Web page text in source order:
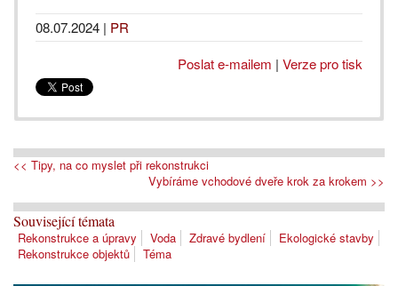
08.07.2024 | PR
Poslat e-mailem | Verze pro tisk
<< Tipy, na co myslet při rekonstrukci
Vybíráme vchodové dveře krok za krokem >>
Související témata
Rekonstrukce a úpravy Voda Zdravé bydlení
Ekologické stavby
Rekonstrukce objektů
Téma